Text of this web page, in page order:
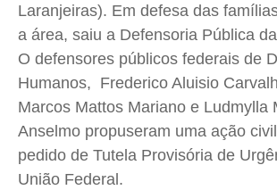
Anuncie
Quem Somos
Expediente
Contato
Anuncie
Quem Somos
Expediente
Contato
Anuncie
Quem Somos
Expediente
Contato
Anuncie
Quem Somos
Expediente
Contato
Laranjeiras). Em defesa das
a área, saiu a Defensoria Pública
O defensores públicos federais de
Humanos, Frederico Aluisio
Marcos Mattos Mariano e Ludmylla
Anselmo propuseram uma ação
pedido de Tutela Provisória de
União Federal.